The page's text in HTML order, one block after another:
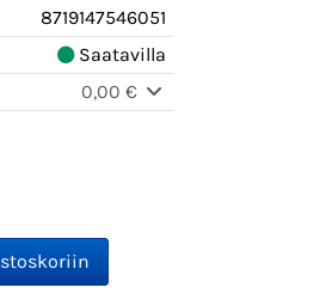
8719147546051
Saatavilla
0,00 €